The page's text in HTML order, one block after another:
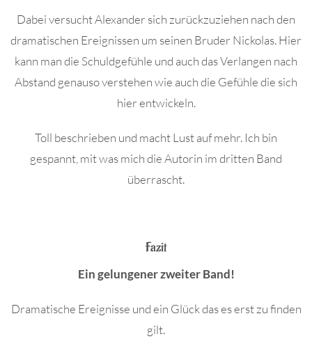
Dabei versucht Alexander sich zurückzuziehen nach den
dramatischen Ereignissen um seinen Bruder Nickolas. Hier
kann man die Schuldgefühle und auch das Verlangen nach
Abstand genauso verstehen wie auch die Gefühle die sich
hier entwickeln.
Toll beschrieben und macht Lust auf mehr. Ich bin
gespannt, mit was mich die Autorin im dritten Band
überrascht.
Fazit
Ein gelungener zweiter Band!
Dramatische Ereignisse und ein Glück das es erst zu finden
gilt.